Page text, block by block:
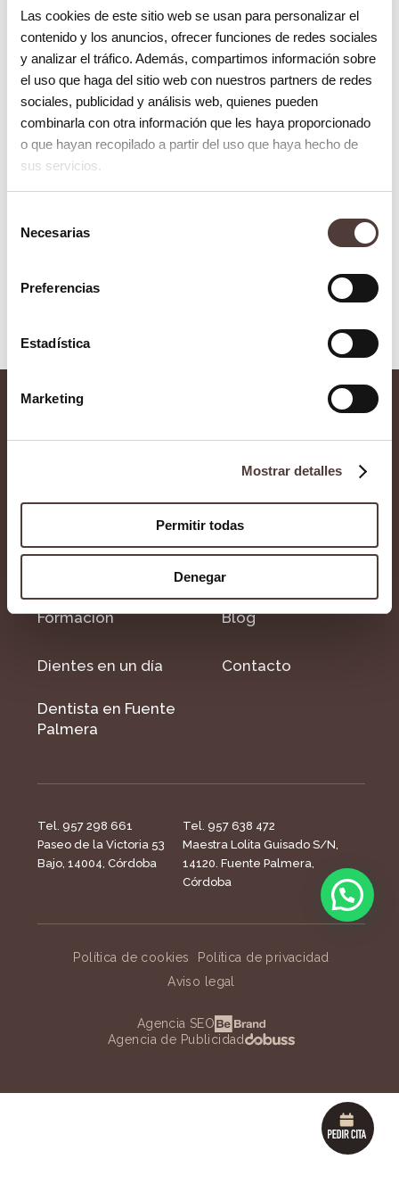
Las cookies de este sitio web se usan para personalizar el
contenido y los anuncios, ofrecer funciones de redes sociales
y analizar el tráfico. Además, compartimos información sobre
el uso que haga del sitio web con nuestros partners de redes
sociales, publicidad y análisis web, quienes pueden
combinarla con otra información que les haya proporcionado
o que hayan recopilado a partir del uso que haya hecho de
sus servicios.
Necesarias
Preferencias
Estadística
Marketing
Mostrar detalles
Permitir todas
Denegar
Especialidades y otros
tratamientos
Implantología
Casos clínicos
Formacion Blog
Dientes en un día Contacto
Dentista en Fuente
Palmera
Tel. 957 298 661
Paseo de la Victoria 53
Bajo, 14004, Córdoba
Tel. 957 638 472
Maestra Lolita Guisado S/N,
14120. Fuente Palmera,
Córdoba
Política de cookies
Política de privacidad
Aviso legal
Agencia SEO
Agencia de Publicidad